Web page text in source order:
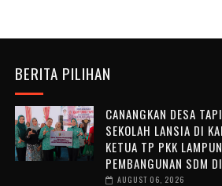
BERITA PILIHAN
CANANGKAN DESA
SEKOLAH LANSIA DI
KETUA TP PKK
PEMBANGUNAN SDM
AUGUST 06, 2026